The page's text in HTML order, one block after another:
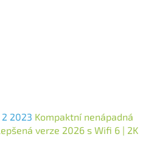
2 2023 Kompaktní nenápadná
verze 2026 s Wifi 6 | 2K